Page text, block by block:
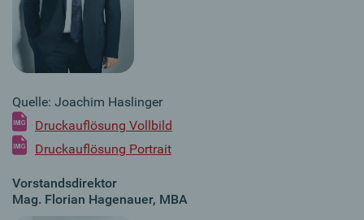
Quelle: Joachim Haslinger
Druckauflösung Vollbild
Druckauflösung Portrait
Vorstandsdirektor
Mag. Florian Hagenauer, MBA